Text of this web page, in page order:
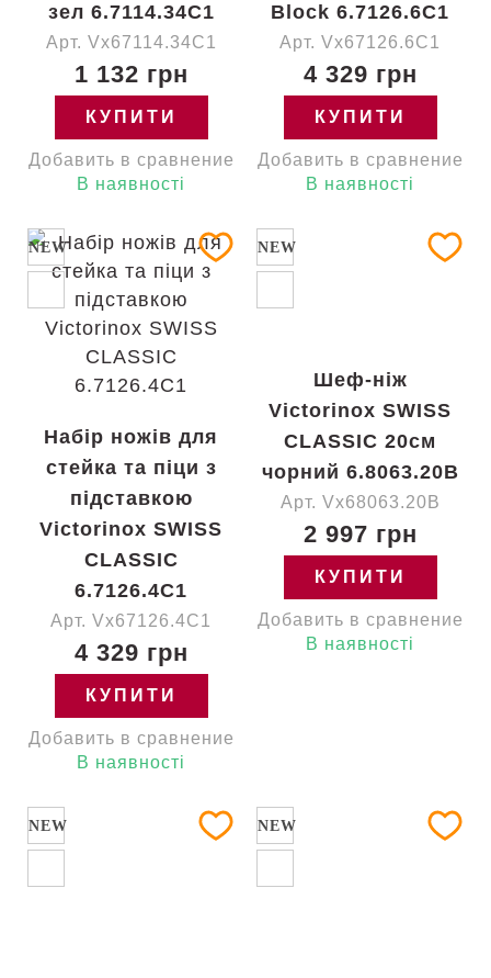
зел 6.7114.34C1
Арт. Vx67114.34C1
1 132 грн
КУПИТИ
Добавить в сравнение
В наявності
Block 6.7126.6C1
Арт. Vx67126.6C1
4 329 грн
КУПИТИ
Добавить в сравнение
В наявності
NEW
Набір ножів для
стейка та піци з
підставкою
Victorinox SWISS
CLASSIC
6.7126.4C1
Арт. Vx67126.4C1
4 329 грн
КУПИТИ
Добавить в сравнение
В наявності
NEW
Шеф-ніж
Victorinox SWISS
CLASSIC 20см
чорний 6.8063.20B
Арт. Vx68063.20B
2 997 грн
КУПИТИ
Добавить в сравнение
В наявності
NEW NEW